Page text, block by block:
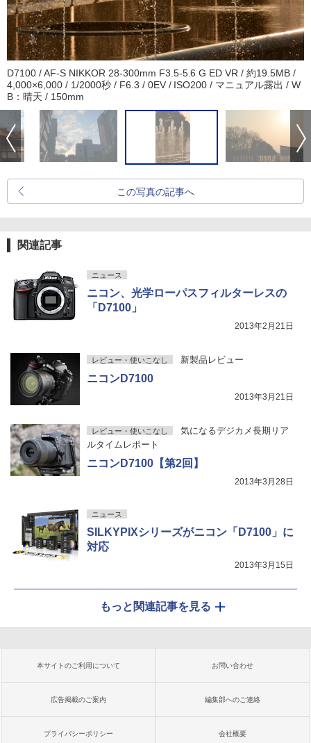
D7100 / AF-S NIKKOR 28-300mm F3.5-5.6 G ED VR / 約19.5MB /
4,000×6,000 / 1/2000秒 / F6.3 / 0EV / ISO200 / マニュアル露出 / W
B：晴天 / 150mm
この写真の記事へ
関連記事
ニュース
ニコン、光学ローパスフィルターレスの
「D7100」
2013年2月21日
レビュー・使いこなし 新製品レビュー
ニコンD7100
2013年3月21日
レビュー・使いこなし
気になるデジカメ長期リア
ルタイムレポート
ニコンD7100【第2回】
2013年3月28日
ニュース
SILKYPIXシリーズがニコン「D7100」に
対応
2013年3月15日
もっと関連記事を見る
本サイトのご利用について お問い合わせ
広告掲載のご案内 編集部へのご連絡
プライバシーポリシー 会社概要